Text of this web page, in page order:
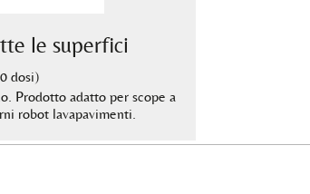
le superfici
dosi)
Prodotto adatto per scope a
robot lavapavimenti.